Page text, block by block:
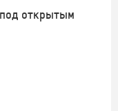
открытым